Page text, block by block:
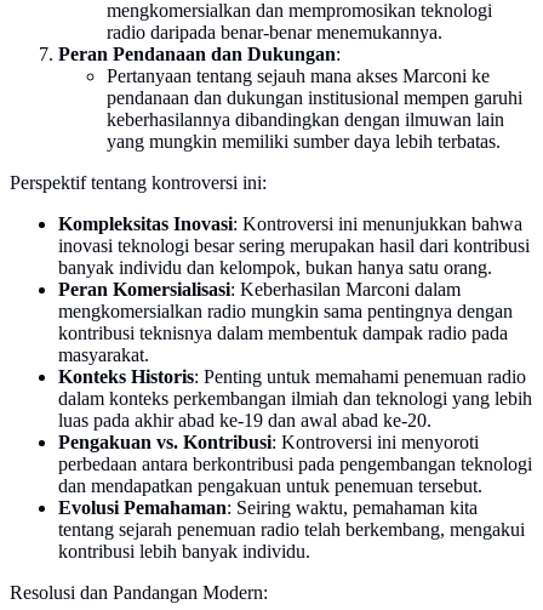
mengkomersialkan dan mempromosikan teknologi
radio daripada benar-benar menemukannya.
Peran Pendanaan dan Dukungan:
Pertanyaan tentang sejauh mana akses Marconi ke
pendanaan dan dukungan institusional mempen garuhi
keberhasilannya dibandingkan dengan ilmuwan lain
yang mungkin memiliki sumber daya lebih terbatas.
Perspektif tentang kontroversi ini:
Kompleksitas Inovasi: Kontroversi ini menunjukkan bahwa
inovasi teknologi besar sering merupakan hasil dari kontribusi
banyak individu dan kelompok, bukan hanya satu orang.
Peran Komersialisasi: Keberhasilan Marconi dalam
mengkomersialkan radio mungkin sama pentingnya dengan
kontribusi teknisnya dalam membentuk dampak radio pada
masyarakat.
Konteks Historis: Penting untuk memahami penemuan radio
dalam konteks perkembangan ilmiah dan teknologi yang lebih
luas pada akhir abad ke-19 dan awal abad ke-20.
Pengakuan vs. Kontribusi: Kontroversi ini menyoroti
perbedaan antara berkontribusi pada pengembangan teknologi
dan mendapatkan pengakuan untuk penemuan tersebut.
Evolusi Pemahaman: Seiring waktu, pemahaman kita
tentang sejarah penemuan radio telah berkembang, mengakui
kontribusi lebih banyak individu.
Resolusi dan Pandangan Modern: